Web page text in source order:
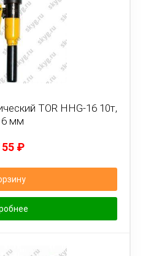
TOR HHG-16 10т,
мм
₽